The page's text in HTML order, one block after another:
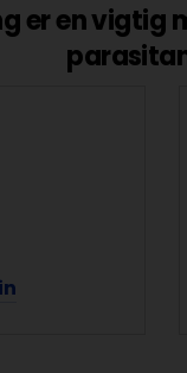
er en vigtig